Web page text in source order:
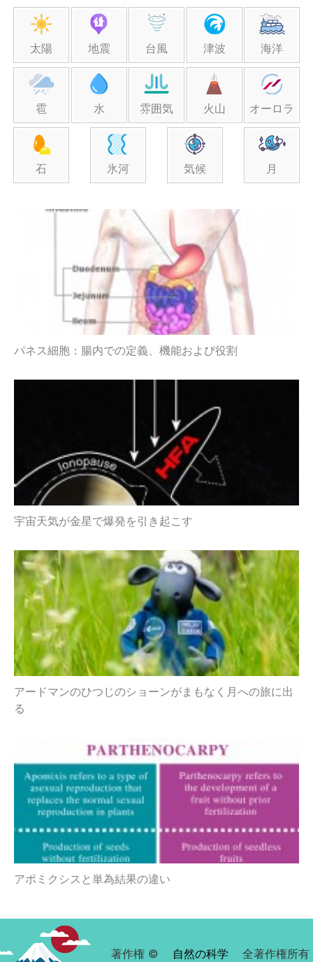
太陽 地震 台風 津波 海洋
雹 水 雰囲気 火山 オーロラ
石 氷河 気候 月
パネス細胞：腸内での定義、機能および役割
宇宙天気が金星で爆発を引き起こす
アードマンのひつじのショーンがまもなく月への旅に出
る
アポミクシスと単為結果の違い
著作権 © 自然の科学 全著作権所有